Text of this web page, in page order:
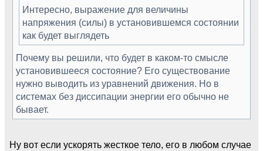
Интересно, выражение для величины
напряжения (силы) в установившемся состоянии
как будет выглядеть
Почему вы решили, что будет в каком-то смысле
установившееся состояние? Его существование
нужно выводить из уравнений движения. Но в
системах без диссипации энергии его обычно не
бывает.
Ну вот если ускорять жесткое тело, его в любом случае